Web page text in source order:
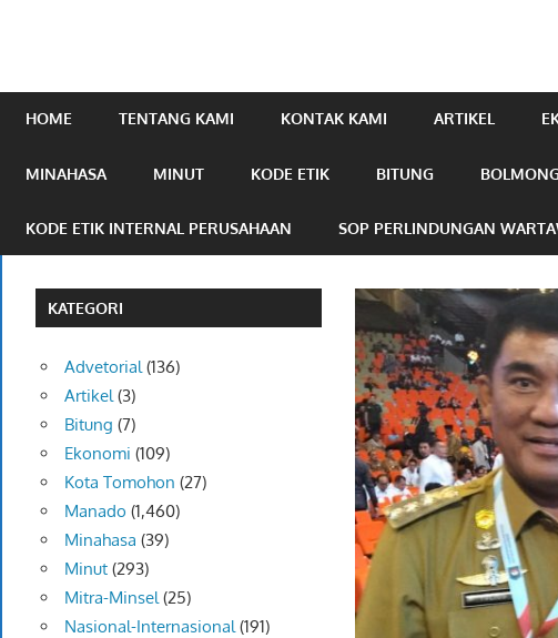
HOME TENTANG KAMI KONTAK KAMI ARTIKEL
MINAHASA MINUT KODE ETIK BITUNG
KODE ETIK INTERNAL PERUSAHAAN SOP PERLINDUNGAN
KATEGORI
Advetorial(136)
Artikel(3)
Bitung (7)
Ekonomi (109)
Kota Tomohon (27)
Manado (1,460)
Minahasa (39)
Minut(293)
Mitra-Minsel(25)
Nasional-Internasional(191)